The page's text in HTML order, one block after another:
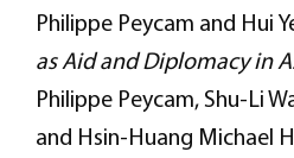
Philippe Peycam and Hui
as Aid and Diplomacy in
Philippe Peycam, Shu-Li
and Hsin-Huang Michael